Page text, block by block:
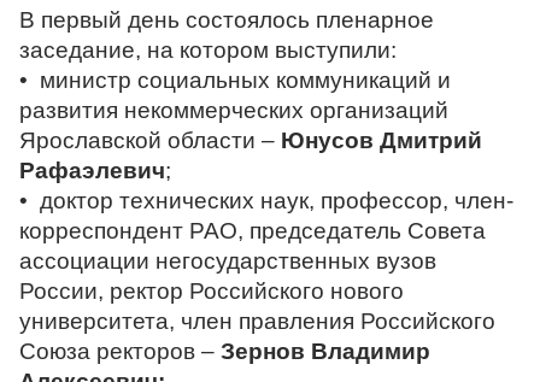
В первый день состоялось пленарное
заседание, на котором выступили:
• министр социальных коммуникаций и
развития некоммерческих организаций
Ярославской области – Юнусов Дмитрий
Рафаэлевич;
• доктор технических наук, профессор, член-
корреспондент РАО, председатель Совета
ассоциации негосударственных вузов
России, ректор Российского нового
университета, член правления Российского
Союза ректоров – Зернов Владимир